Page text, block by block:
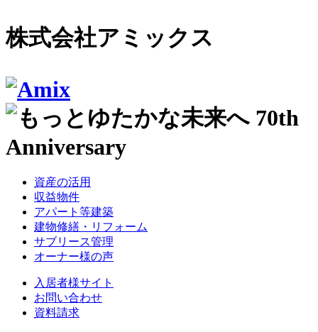
株式会社アミックス
資産の活用
収益物件
アパート等建築
建物修繕・リフォーム
サブリース管理
オーナー様の声
入居者様サイト
お問い合わせ
資料請求